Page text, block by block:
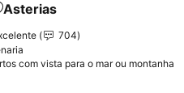
aos favoritos
Asterias
704
com vista para o mar ou montanha